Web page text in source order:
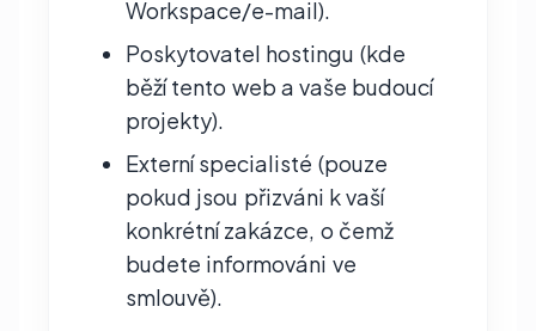
Workspace/e-mail).
Poskytovatel hostingu (kde
běží tento web a vaše budoucí
projekty).
Externí specialisté (pouze
pokud jsou přizváni k vaší
konkrétní zakázce, o čemž
budete informováni ve
smlouvě).